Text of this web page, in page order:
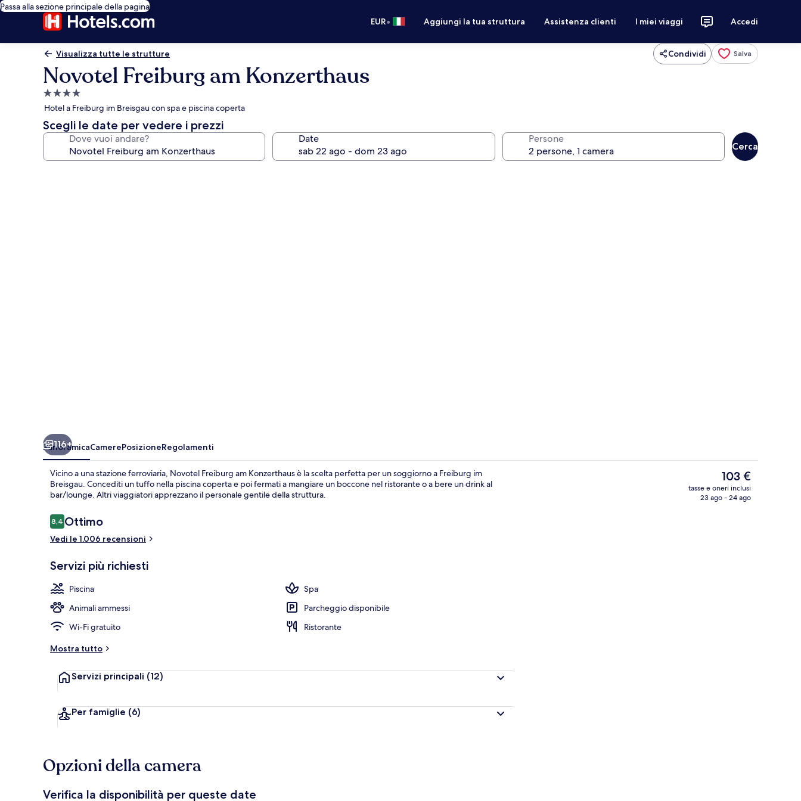
Passa alla sezione principale della pagina
EUR• Aggiungi la tua struttura Assistenza clienti I miei viaggi Accedi
Visualizza tutte le strutture Condividi Salva
Novotel Freiburg am Konzerthaus
Struttura
a
4.0
stelle
Hotel a Freiburg im Breisgau con spa e piscina coperta
Scegli le date per vedere i prezzi
Dove vuoi andare? Date Persone
Cerca
Camera, 1 letto matrimoniale |
116+
PanoramicaCamerePosizioneRegolamenti
Vicino a una stazione ferroviaria, Novotel Freiburg am Konzerthaus è la scelta perfetta per un soggiorno a Freiburg im
Breisgau. Concediti un tuffo nella piscina coperta e poi fermati a mangiare un boccone nel ristorante o a bere un drink al
bar/lounge. Altri viaggiatori apprezzano il personale gentile della struttura.
Recensioni
8,48,4 su 10
Ottimo
Vedi le 1.006 recensioni
Servizi più richiesti
Piscina
Spa
Animali ammessi
Parcheggio disponibile
Wi-Fi gratuito
Ristorante
Mostra tutto
Servizi principali (12)
Per famiglie (6)
Il
prezzo
attuale
103 €
tasse e oneri inclusi
23 ago - 24 ago
Opzioni della camera
Verifica la disponibilità per queste date